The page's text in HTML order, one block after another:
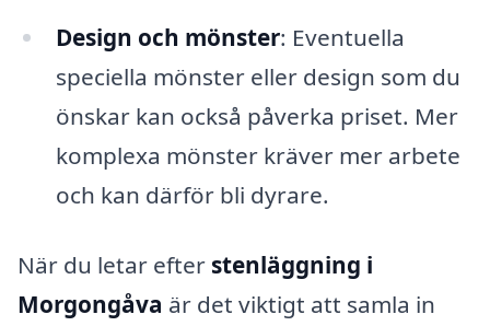
Design och mönster: Eventuella
speciella mönster eller design som du
önskar kan också påverka priset. Mer
komplexa mönster kräver mer arbete
och kan därför bli dyrare.
När du letar efter stenläggning i
Morgongåva är det viktigt att samla in